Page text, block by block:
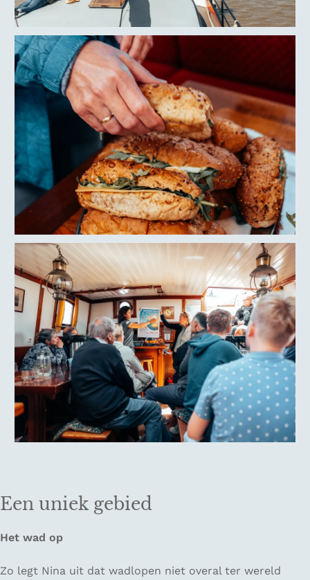
Een uniek gebied
Het wad op
Zo legt Nina uit dat wadlopen niet overal ter wereld